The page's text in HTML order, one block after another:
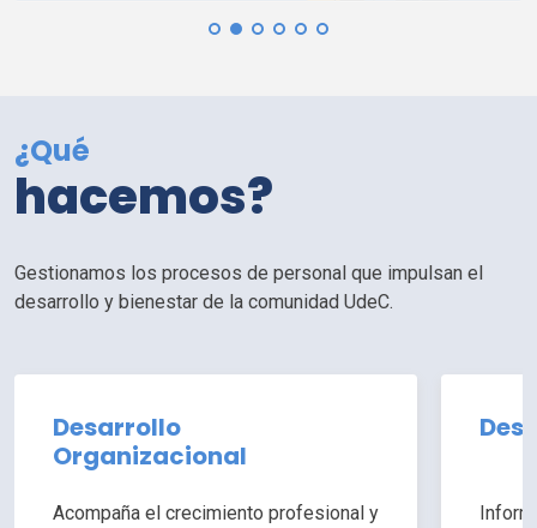
¿Qué
hacemos?
Gestionamos los procesos de personal que impulsan el
desarrollo y bienestar de la comunidad UdeC.
Desarrollo
Organizacional
Acompaña el crecimiento profesional y